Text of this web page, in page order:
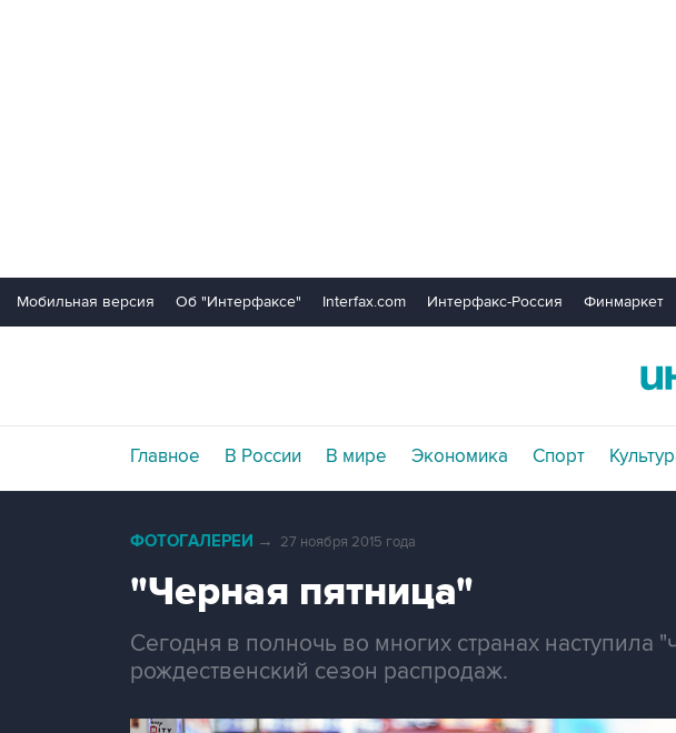
Мобильная версия Об "Интерфаксе" Interfax.com Интерфакс-Россия Финмаркет
Главное В России В мире Экономика Спорт
ФОТОГАЛЕРЕИ → 27 ноября 2015 года
"Черная пятница"
Сегодня в полночь во многих странах наступила
рождественский сезон распродаж.